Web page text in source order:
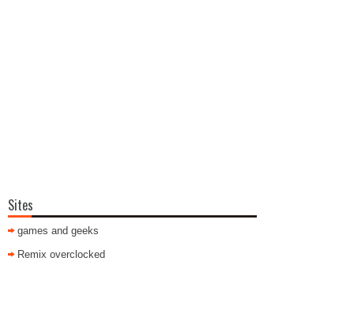
Sites
games and geeks
Remix overclocked